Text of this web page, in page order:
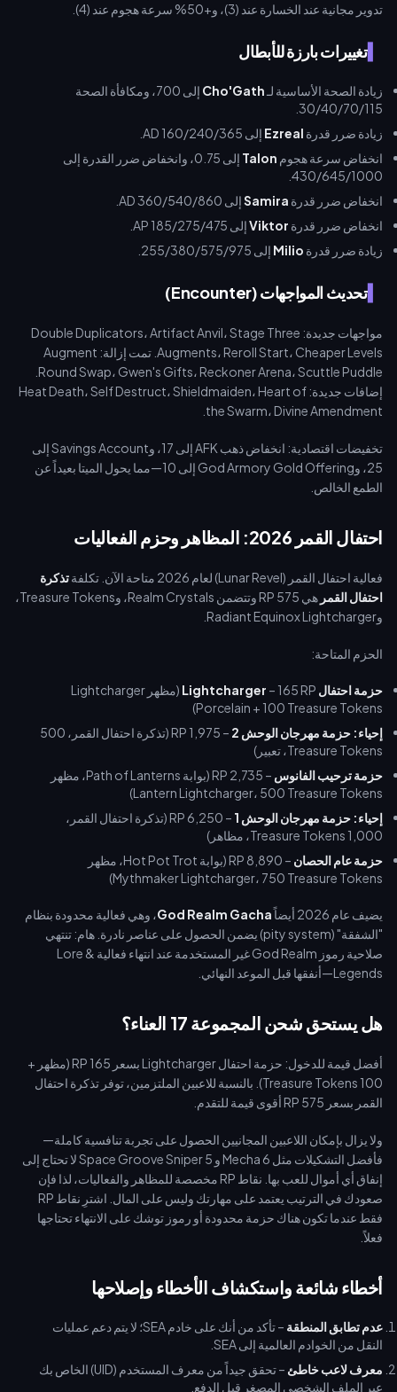
تدوير مجانية عند الخسارة عند (3)، و+50% سرعة هجوم عند (4).
تغييرات بارزة للأبطال
زيادة الصحة الأساسية لـCho'Gath
إلى 700، ومكافأة الصحة
30/40/70/115.
زيادة ضرر قدرة Ezreal إلى 160/240/365 AD.
انخفاض سرعة هجوم Talon
إلى 0.75، وانخفاض ضرر القدرة إلى
430/645/1000.
انخفاض ضرر قدرة Samiraإلى 360/540/860 AD.
انخفاض ضرر قدرة Viktorإلى 185/275/475 AP.
زيادة ضرر قدرة Milio إلى 255/380/575/975.
تحديث المواجهات (Encounter)
مواجهات جديدة: Double Duplicators، Artifact Anvil، Stage Three
Augments، Reroll Start، Cheaper Levels. تمت إزالة: Augment
إضافات جديدة: Heat Death، Self Destruct، Shieldmaiden، Heart of
the Swarm، Divine Amendment.
تخفيضات اقتصادية: انخفاض ذهب AFK إلى 17، وSavings Account إلى
25، وGod Armory Gold Offering إلى 10—مما يحول الميتا بعيداً عن
الطمع الخالص.
احتفال القمر 2026: المظاهر وحزم الفعاليات
فعالية احتفال القمر (Lunar Revel) لعام 2026 متاحة الآن. تكلفة
تذكرة
احتفال القمر
هي 575 RP وتتضمن Realm Crystals، وTreasure Tokens،
وRadiant Equinox Lightcharger.
الحزم المتاحة:
حزمة احتفال Lightcharger
– 165 RP (مظهر Lightcharger
Porcelain + 100 Treasure Tokens)
إحياء: حزمة مهرجان الوحش 2
– 1,975 RP (تذكرة احتفال القمر، 500
Treasure Tokens، تعبير)
حزمة ترحيب الفانوس
– 2,735 RP (بوابة Path of Lanterns، مظهر
Lantern Lightcharger، 500 Treasure Tokens)
إحياء: حزمة مهرجان الوحش 1
– 6,250 RP (تذكرة احتفال القمر،
1,000 Treasure Tokens، مظاهر)
حزمة عام الحصان
– 8,890 RP (بوابة Hot Pot Trot، مظهر
Mythmaker Lightcharger، 750 Treasure Tokens)
يضيف عام 2026 أيضاً God Realm Gacha، وهي فعالية محدودة بنظام
"الشفقة" (pity system) يضمن الحصول على عناصر نادرة. هام: تنتهي
صلاحية رموز God Realm غير المستخدمة عند انتهاء فعالية Lore &
Legends—أنفقها قبل الموعد النهائي.
هل يستحق شحن المجموعة 17 العناء؟
أفضل قيمة للدخول: حزمة احتفال Lightcharger بسعر 165 RP (مظهر +
100 Treasure Tokens). بالنسبة للاعبين الملتزمين، توفر تذكرة احتفال
القمر بسعر 575 RP أقوى قيمة للتقدم.
ولا يزال بإمكان اللاعبين المجانيين الحصول على تجربة تنافسية كاملة—
فأفضل التشكيلات مثل Mecha 6 و Space Groove Sniper 5 لا تحتاج إلى
إنفاق أي أموال للعب بها. نقاط RP مخصصة للمظاهر والفعاليات، لذا فإن
صعودك في الترتيب يعتمد على مهارتك وليس على المال. اشترِ نقاط RP
فقط عندما تكون هناك حزمة محدودة أو رموز توشك على الانتهاء تحتاجها
فعلاً.
أخطاء شائعة واستكشاف الأخطاء وإصلاحها
عدم تطابق المنطقة
– تأكد من أنك على خادم SEA؛ لا يتم دعم عمليات
النقل من الخوادم العالمية إلى SEA.
معرف لاعب خاطئ
– تحقق جيداً من معرف المستخدم (UID) الخاص بك
عبر الملف الشخصي المصغر قبل الدفع.